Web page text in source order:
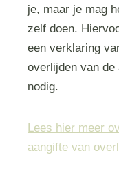
je, maar je mag
zelf doen.
een verklaring
overlijden van de
nodig.
Lees hier meer
aangifte van